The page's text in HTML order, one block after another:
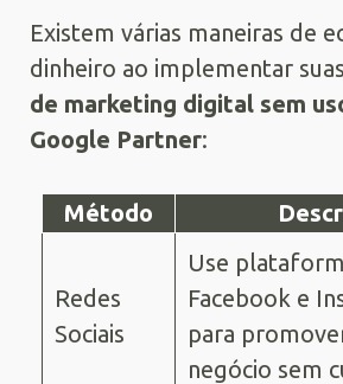
Existem várias maneiras de
dinheiro ao implementar suas
de marketing digital sem
Google Partner:
Método
Redes
Sociais
Use
Facebook e
para
negócio sem